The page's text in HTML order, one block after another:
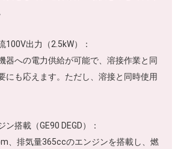
100V出力（2.5kW）：
器への電力供給が可能で、溶接作業と同
にも応えます。ただし、溶接と同時使用
ン搭載（GE90 DEGD）：
、排気量365ccのエンジンを搭載し、燃